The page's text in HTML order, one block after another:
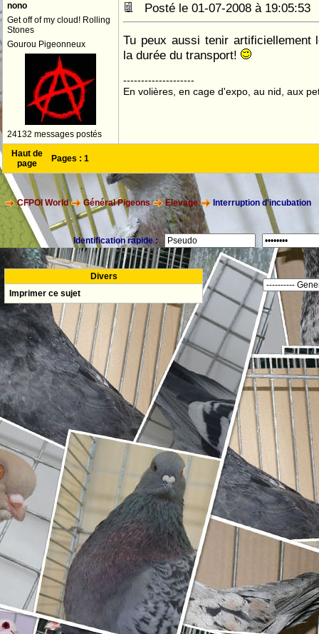
nono
Get off of my cloud! Rolling
Stones
Gourou Pigeonneux
24132 messages postés
Posté le 01-07-2008 à
Tu peux aussi tenir artificiellement
la durée du transport!
--------------------
En volières, en cage d'expo, au nid, aux
Haut de
page
Pages : 1
CFPOI World Général Pigeons Elevage Interruption d'incubation
Identification rapide :
Divers
Imprimer ce sujet